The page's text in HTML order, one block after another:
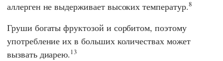
аллерген не выдерживает высоких температур.8
Груши богаты фруктозой и сорбитом, поэтому
употребление их в больших количествах может
вызвать диарею.13